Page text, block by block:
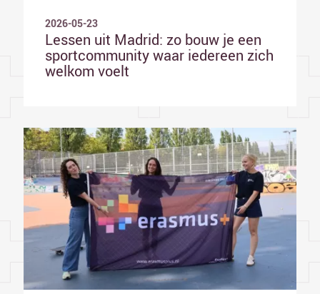
2026-05-23
Lessen uit Madrid: zo bouw je een
sportcommunity waar iedereen zich
welkom voelt